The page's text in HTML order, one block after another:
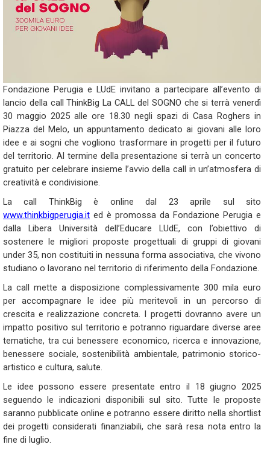
Fondazione Perugia e LUdE invitano a partecipare all’evento di
lancio della call ThinkBig La CALL del SOGNO che si terrà venerdì
30 maggio 2025 alle ore 18.30 negli spazi di Casa Roghers in
Piazza del Melo, un appuntamento dedicato ai giovani alle loro
idee e ai sogni che vogliono trasformare in progetti per il futuro
del territorio. Al termine della presentazione si terrà un concerto
gratuito per celebrare insieme l’avvio della call in un’atmosfera di
creatività e condivisione.
La call ThinkBig è online dal 23 aprile sul sito
www.thinkbigperugia.it ed è promossa da Fondazione Perugia e
dalla Libera Università dell’Educare LUdE, con l’obiettivo di
sostenere le migliori proposte progettuali di gruppi di giovani
under 35, non costituiti in nessuna forma associativa, che vivono
studiano o lavorano nel territorio di riferimento della Fondazione.
La call mette a disposizione complessivamente 300 mila euro
per accompagnare le idee più meritevoli in un percorso di
crescita e realizzazione concreta. I progetti dovranno avere un
impatto positivo sul territorio e potranno riguardare diverse aree
tematiche, tra cui benessere economico, ricerca e innovazione,
benessere sociale, sostenibilità ambientale, patrimonio storico-
artistico e cultura, salute.
Le idee possono essere presentate entro il 18 giugno 2025
seguendo le indicazioni disponibili sul sito. Tutte le proposte
saranno pubblicate online e potranno essere diritto nella shortlist
dei progetti considerati finanziabili, che sarà resa nota entro la
fine di luglio.